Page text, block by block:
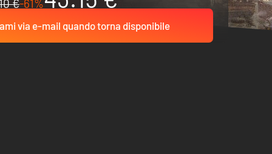
€-61%
via e-mail quando torna disponibile